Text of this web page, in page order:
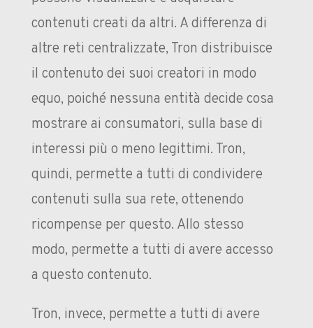
contenuti creati da altri. A differenza di
altre reti centralizzate, Tron distribuisce
il contenuto dei suoi creatori in modo
equo, poiché nessuna entità decide cosa
mostrare ai consumatori, sulla base di
interessi più o meno legittimi. Tron,
quindi, permette a tutti di condividere
contenuti sulla sua rete, ottenendo
ricompense per questo. Allo stesso
modo, permette a tutti di avere accesso
a questo contenuto.
Tron, invece, permette a tutti di avere